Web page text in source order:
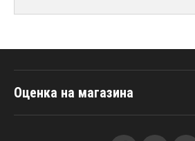
Оценка на магазина